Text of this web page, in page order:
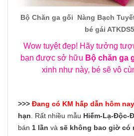
Bộ Chăn ga gối Nàng Bạch
bé gái
Wow tuyệt đẹp! Hãy tưởng
bạn được sở hữu Bộ chăn ga
xinh như này, bé sẽ vô
>>> Đang có KM hấp dẫn hôm
hạn. Rất nhiều mẫu Hiếm-Lạ-Độc-
bán 1 lần và sẽ không bao giờ có